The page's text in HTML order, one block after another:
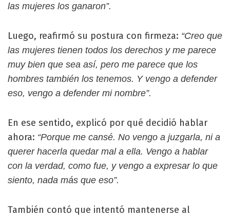
las mujeres los ganaron”.
Luego, reafirmó su postura con firmeza: “Creo que
las mujeres tienen todos los derechos y me parece
muy bien que sea así, pero me parece que los
hombres también los tenemos. Y vengo a defender
eso, vengo a defender mi nombre”.
En ese sentido, explicó por qué decidió hablar
ahora: “Porque me cansé. No vengo a juzgarla, ni a
querer hacerla quedar mal a ella. Vengo a hablar
con la verdad, como fue, y vengo a expresar lo que
siento, nada más que eso”.
También contó que intentó mantenerse al